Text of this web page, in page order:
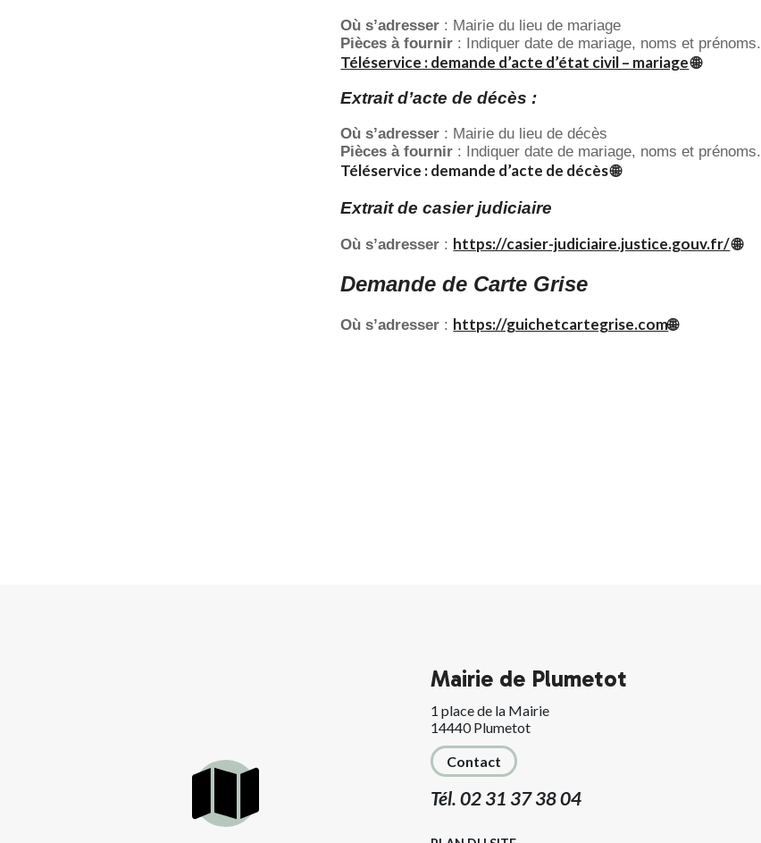
Où s’adresser : Mairie du lieu de mariage
Pièces à fournir : Indiquer date de mariage, noms et prénoms.
Téléservice : demande d’acte d’état civil – mariage🌐
Extrait d’acte de décès :
Où s’adresser : Mairie du lieu de décès
Pièces à fournir : Indiquer date de mariage, noms et prénoms.
Téléservice : demande d’acte de décès 🌐
Extrait de casier judiciaire
Où s’adresser : https://casier-judiciaire.justice.gouv.fr/🌐
Demande de Carte Grise
Où s’adresser : https://guichetcartegrise.com🌐
Mairie de Plumetot
1 place de la Mairie
14440 Plumetot
Contact
Tél. 02 31 37 38 04